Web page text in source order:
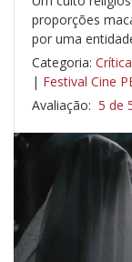
proporções
por uma
Categoria:
| Festival Cine
Avaliação: 5 de